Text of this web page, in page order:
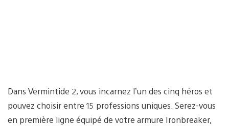
Dans Vermintide 2, vous incarnez l’un des cinq héros et
pouvez choisir entre 15 professions uniques. Serez-vous
en première ligne équipé de votre armure Ironbreaker,